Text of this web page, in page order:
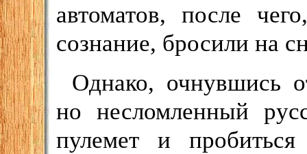
автоматов, после
сознание, бросили на
Однако, очнувшись
но несломленный
пулемет и